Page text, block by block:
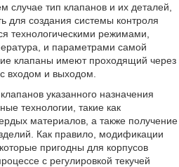
тип клапанов и их деталей,
для создания системы контроля
технологическими режимами,
и параметрами самой
клапаны имеют проходящий через
входом и выходом.
указанного назначения
технологии, такие как
материалов, а также получение
Как правило, модификации
пригодны для корпусов
с регулировкой текучей